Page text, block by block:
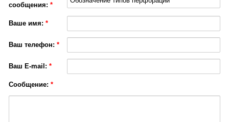
сообщения: *
Ваше имя: *
Ваш телефон: *
Ваш E-mail: *
Сообщение: *